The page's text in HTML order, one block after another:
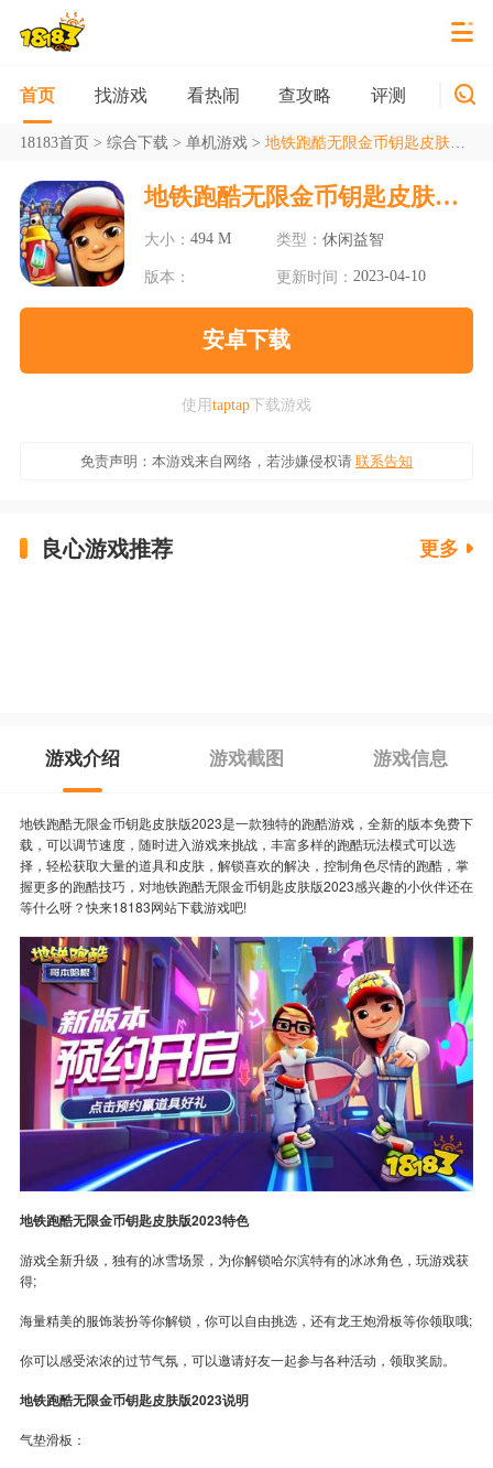
首页 找游戏 看热闹 查攻略 评测 新游
18183首页> 综合下载> 单机游戏> 地铁跑酷无限金币钥匙皮肤版2023
地铁跑酷无限金币钥匙皮肤版2023
大小：494 M 类型： 休闲益智
版本： 更新时间： 2023-04-10
安卓下载
使用taptap下载游戏
免责声明：本游戏来自网络，若涉嫌侵权请 联系告知
良心游戏推荐 更多
游戏介绍 游戏截图 游戏信息
地铁跑酷无限金币钥匙皮肤版2023是一款独特的跑酷游戏，全新的版本免费下
载，可以调节速度，随时进入游戏来挑战，丰富多样的跑酷玩法模式可以选
择，轻松获取大量的道具和皮肤，解锁喜欢的解决，控制角色尽情的跑酷，掌
握更多的跑酷技巧，对地铁跑酷无限金币钥匙皮肤版2023感兴趣的小伙伴还在
等什么呀？快来18183网站下载游戏吧!
地铁跑酷无限金币钥匙皮肤版2023特色
游戏全新升级，独有的冰雪场景，为你解锁哈尔滨特有的冰冰角色，玩游戏获
得;
海量精美的服饰装扮等你解锁，你可以自由挑选，还有龙王炮滑板等你领取哦;
你可以感受浓浓的过节气氛，可以邀请好友一起参与各种活动，领取奖励。
地铁跑酷无限金币钥匙皮肤版2023说明
气垫滑板：